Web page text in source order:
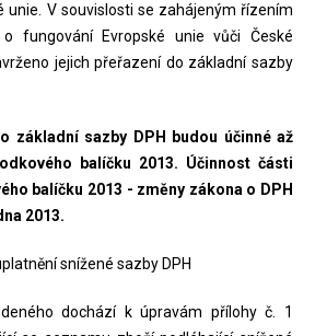
unie. V souvislosti se zahájeným řízením
fungování Evropské unie vůči České
jejich přeřazení do základní sazby
základní sazby DPH budou účinné až
balíčku 2013. Účinnost části
balíčku 2013 - změny zákona o DPH
2013.
snížené sazby DPH
dochází k úpravám přílohy č. 1